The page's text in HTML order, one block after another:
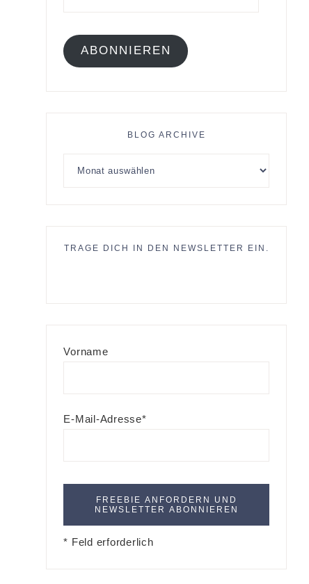
ABONNIEREN
BLOG ARCHIVE
TRAGE DICH IN DEN NEWSLETTER EIN.
Vorname
E-Mail-Adresse*
* Feld erforderlich